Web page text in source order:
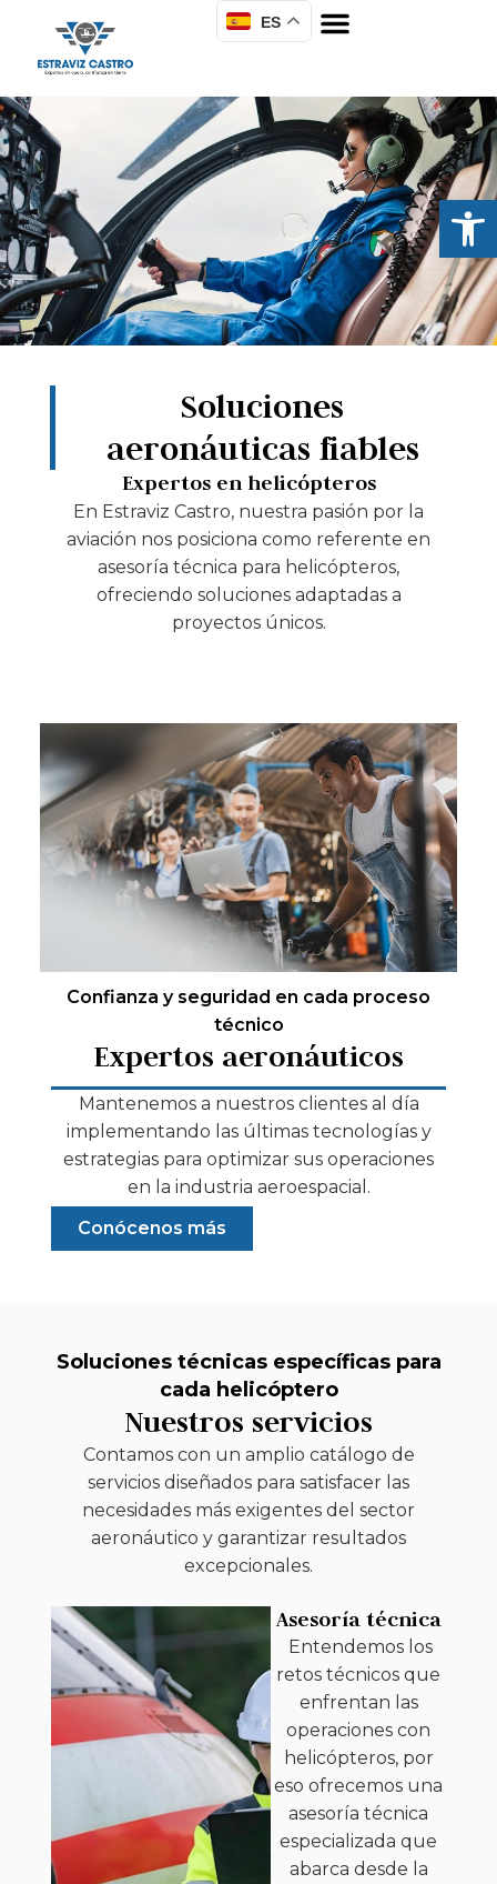
ES
Soluciones
aeronáuticas fiables
Expertos en helicópteros
En Estraviz Castro, nuestra pasión por la
aviación nos posiciona como referente en
asesoría técnica para helicópteros,
ofreciendo soluciones adaptadas a
proyectos únicos.
Confianza y seguridad en cada proceso
técnico
Expertos aeronáuticos
Mantenemos a nuestros clientes al día
implementando las últimas tecnologías y
estrategias para optimizar sus operaciones
en la industria aeroespacial.
Conócenos más
Soluciones técnicas específicas para
cada helicóptero
Nuestros servicios
Contamos con un amplio catálogo de
servicios diseñados para satisfacer las
necesidades más exigentes del sector
aeronáutico y garantizar resultados
excepcionales.
Asesoría técnica
Entendemos los
retos técnicos que
enfrentan las
operaciones con
helicópteros, por
eso ofrecemos una
asesoría técnica
especializada que
abarca desde la